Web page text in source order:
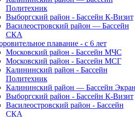
Политехник
Выборгский район - Бассейн К-Визит
Василеостровский район — Бассейн
СКА
плавание - с 6 лет
Московский район - Бассейн МЧС
Московский район - Бассейн МСГ
Калининский район - Бассейн
Политехник
Калининский район — Бассейн
Выборгский район - Бассейн К-Визит
Василеостровский район - Бассейн
СКА